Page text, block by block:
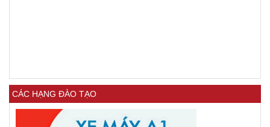
CÁC HẠNG ĐÀO TẠO